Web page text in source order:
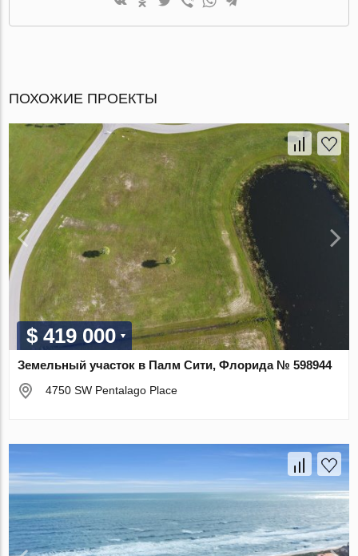
ПОХОЖИЕ ПРОЕКТЫ
$ 419 000
Земельный участок в Палм Сити, Флорида № 598944
4750 SW Pentalago Place